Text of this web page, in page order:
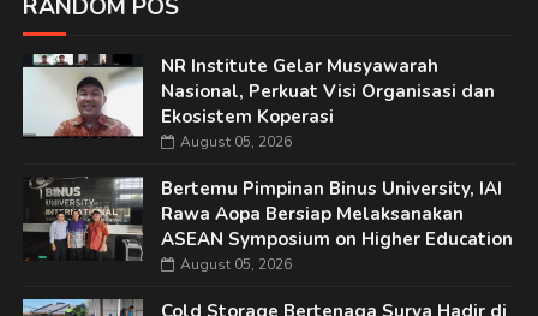
RANDOM POS
NR Institute Gelar Musyawarah
Nasional, Perkuat Visi Organisasi dan
Ekosistem Koperasi
August 05, 2026
Bertemu Pimpinan Binus University, IAI
Rawa Aopa Bersiap Melaksanakan
ASEAN Symposium on Higher Education
August 05, 2026